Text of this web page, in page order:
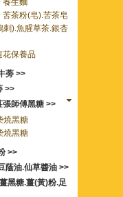
養生麵
苦茶粉(皂).苦茶皂
刺).魚腥草茶.銀杏
花保養品
蒡 >>
>>
張師傅黑糖 >>
燒黑糖
燒黑糖
>>
蔭油.仙草醬油 >>
黑糖.薑(黃)粉.足